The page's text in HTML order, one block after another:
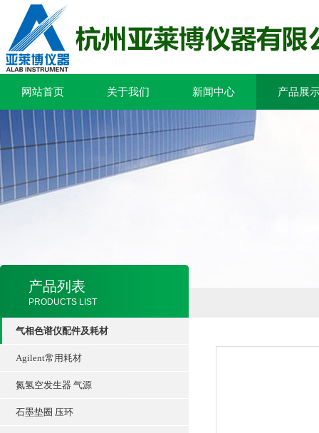
网站首页 关于我们 新闻中心 产品展
产品列表
PRODUCTS LIST
气相色谱仪配件及耗材
Agilent常用耗材
氮氢空发生器 气源
石墨垫圈 压环